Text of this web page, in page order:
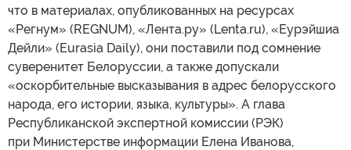
что в материалах, опубликованных на ресурсах
«Регнум» (REGNUM), «Лента.ру» (Lenta.ru), «Еурэйшиа
Дейли» (Eurasia Daily), они поставили под сомнение
суверенитет Белоруссии, а также допускали
«оскорбительные высказывания в адрес белорусского
народа, его истории, языка, культуры». А глава
Республиканской экспертной комиссии (РЭК)
при Министерстве информации Елена Иванова,